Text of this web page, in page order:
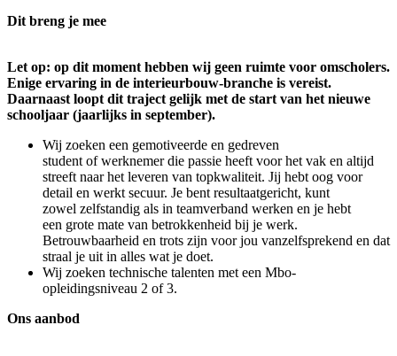
Dit breng je mee
Let op: op dit moment hebben wij geen ruimte voor omscholers.
Enige ervaring in de interieurbouw-branche is vereist.
Daarnaast loopt dit traject gelijk met de start van het nieuwe
schooljaar (jaarlijks in september).
Wij zoeken een gemotiveerde en gedreven
student of werknemer die passie heeft voor het vak en altijd
streeft naar het leveren van topkwaliteit. Jij hebt oog voor
detail en werkt secuur. Je bent resultaatgericht, kunt
zowel zelfstandig als in teamverband werken en je hebt
een grote mate van betrokkenheid bij je werk.
Betrouwbaarheid en trots zijn voor jou vanzelfsprekend en dat
straal je uit in alles wat je doet.
Wij zoeken technische talenten met een Mbo-
opleidingsniveau 2 of 3.
Ons aanbod